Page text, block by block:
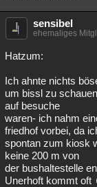
sensibel
ehemaliges
Hatzum:
Ich ahnte nichts
um bissl zu
auf besuche
waren- ich nahm
friedhof vorbei, da
spontan zum kiosk
keine 200 m von
der bushaltestelle
Unerhoft kommt oft